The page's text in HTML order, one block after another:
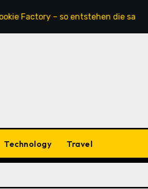
– so entstehen die saftigsten
Technology Travel